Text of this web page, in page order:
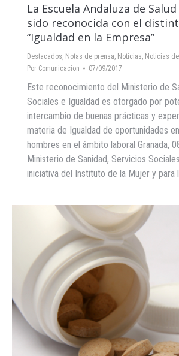
La Escuela Andaluza de
sido reconocida con el
“Igualdad en la Empresa”
Destacados, Notas de prensa, Noticias, Noticias de
Por Comunicacion 07/09/2017
Este reconocimiento del Ministerio de
Sociales e Igualdad es otorgado por
intercambio de buenas prácticas y
materia de Igualdad de oportunidades
hombres en el ámbito laboral Granada,
Ministerio de Sanidad, Servicios
iniciativa del Instituto de la Mujer y para